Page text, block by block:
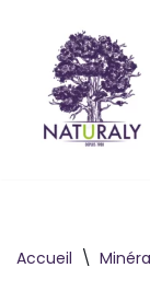
contenu
Accueil \